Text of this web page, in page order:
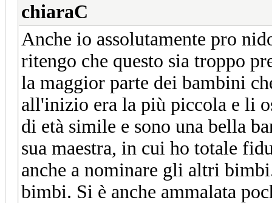
chiaraC
Anche io assolutamente pro
ritengo che questo sia troppo
la maggior parte dei bambini
all'inizio era la più piccola e li
di età simile e sono una bella
sua maestra, in cui ho totale
anche a nominare gli altri
bimbi. Si è anche ammalata